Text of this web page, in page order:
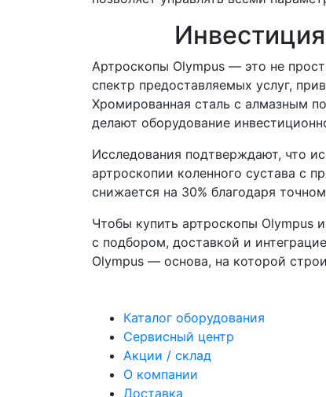
Артроскопы Olympus — это не
спектр предоставляемых услуг,
Хромированная сталь с алмазным
делают оборудование
Исследования подтверждают, что
артроскопии коленного сустава с
снижается на 30% благодаря
Чтобы купить артроскопы Olympus
с подбором, доставкой и
Olympus — основа, на которой
Каталог оборудования
Сервисный центр
Акции / склад
О компании
Доставка